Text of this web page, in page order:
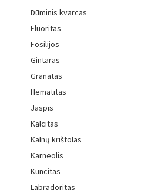
Dūminis kvarcas
Fluoritas
Fosilijos
Gintaras
Granatas
Hematitas
Jaspis
Kalcitas
Kalnų krištolas
Karneolis
Kuncitas
Labradoritas